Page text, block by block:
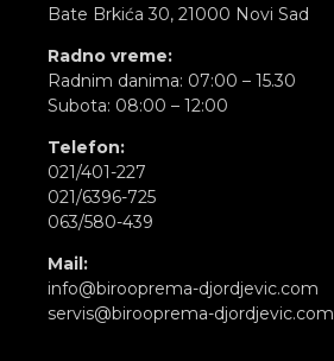
Bate Brkića 30, 21000 Novi Sad
Radno vreme:
Radnim danima: 07:00 – 15.30
Subota: 08:00 – 12:00
Telefon:
021/401-227
021/6396-725
063/580-439
Mail:
info@birooprema-djordjevic.com
servis@birooprema-djordjevic.com